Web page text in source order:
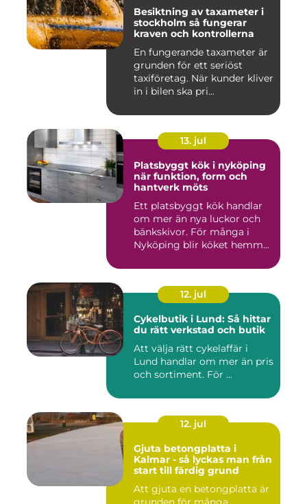
Besiktning av taxameter i
stockholm så fungerar
kraven och kontrollerna
En fungerande taxameter är
grunden för ett seriöst
taxiföretag. När kunder kliver
in i bilen ska pri...
13. jul
Platsbyggt kök i nyköping
när funktion, form och
hantverk möts
Ett platsbyggt kök handlar
om mer än nya luckor och
bänkskivor. För många i
Nyköping blir köket hemm...
12. jul
Cykelbutik i Lund: Så hittar
du rätt verkstad och butik
Att välja rätt cykelaffär i
Lund handlar om mer än pris
och sortiment. För ...
12. jul
Gjuta betongplatta i
Kalmar - så lyckas man från
start till färdig grund
Att gjuta en betongplatta är